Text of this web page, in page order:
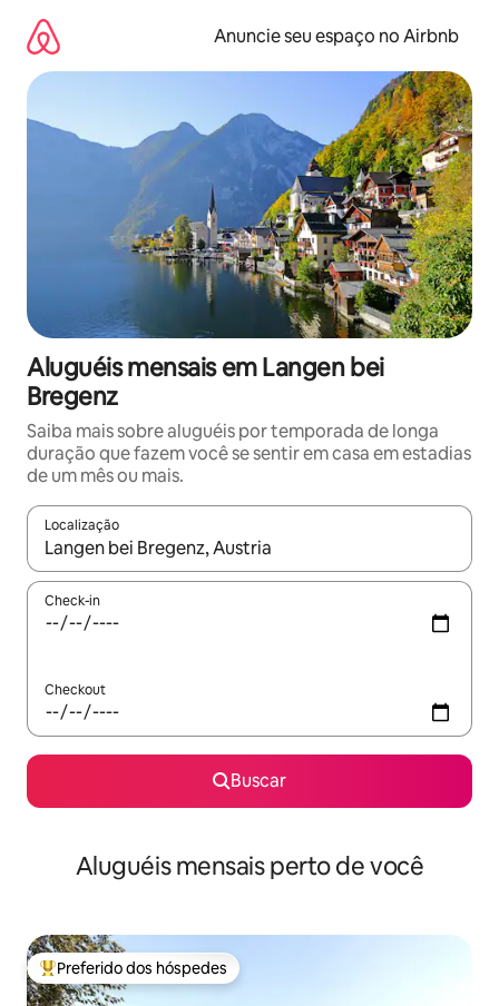
para
conteúdo
Anuncie seu espaço no Airbnb
Aluguéis mensais em Langen bei
Bregenz
Saiba mais sobre aluguéis por temporada de longa
duração que fazem você se sentir em casa em estadias
de um mês ou mais.
Localização
Quando os resultados estiverem disponíveis, explore-os
Check-in
Checkout
Buscar
Aluguéis mensais perto de você
Entre os melhores preferidos dos hóspedes
Preferido dos hóspedes